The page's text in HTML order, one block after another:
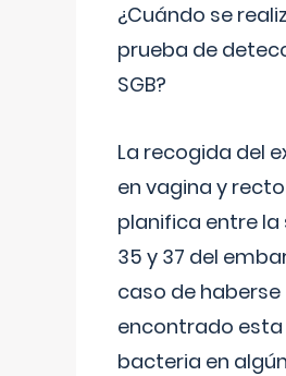
¿Cuándo se
prueba de
SGB?
La recogida del
en vagina y
planifica entre la
35 y 37 del
caso de haberse
encontrado esta
bacteria en